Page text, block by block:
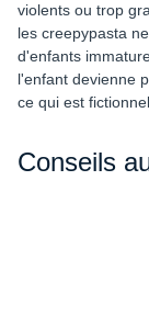
violents ou trop
les creepypasta
d'enfants
l'enfant devienne
ce qui est
Conseils